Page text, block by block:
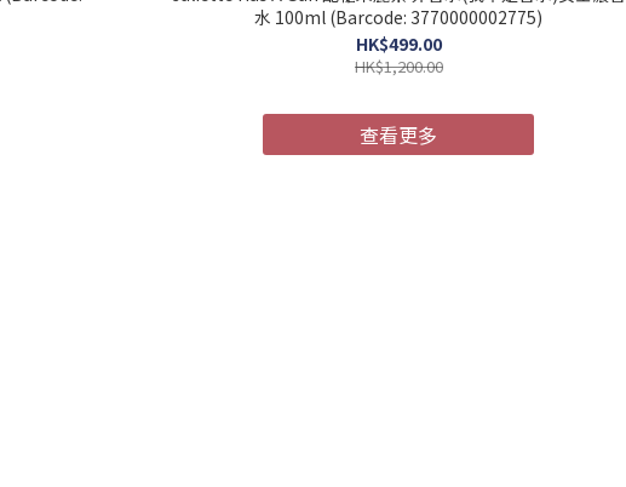
水 100ml (Barcode: 3770000002775)
HK$499.00
HK$1,200.00
查看更多